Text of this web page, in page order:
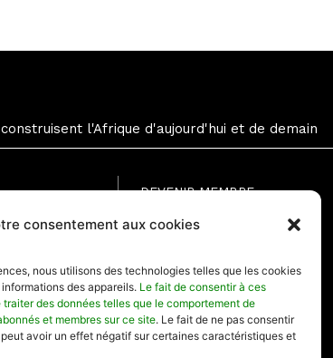
consentement aux cookies
nous utilisons des technologies telles que les cookies
des appareils. Le fait de consentir à ces
des données telles que le comportement de
et membres sur ce site. Le fait de ne pas consentir
avoir un effet négatif sur certaines caractéristiques et
l'Afrique d'aujourd'hui et de demain
DEVENIR MEMBRE
Formule Gratuite
Formule Annuelle